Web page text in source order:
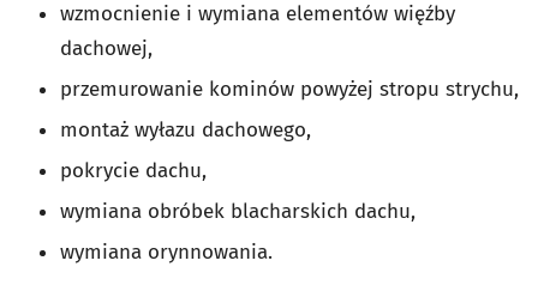
wzmocnienie i wymiana elementów więźby
dachowej,
przemurowanie kominów powyżej stropu strychu,
montaż wyłazu dachowego,
pokrycie dachu,
wymiana obróbek blacharskich dachu,
wymiana orynnowania.